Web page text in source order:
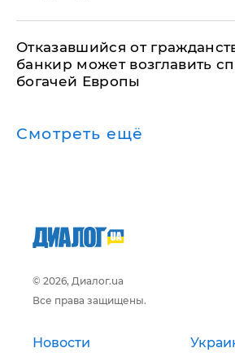
Отказавшийся от
банкир может возглавить
богачей Европы
Смотреть ещё
© 2026, Диалог.ua
Все права защищены.
Новости